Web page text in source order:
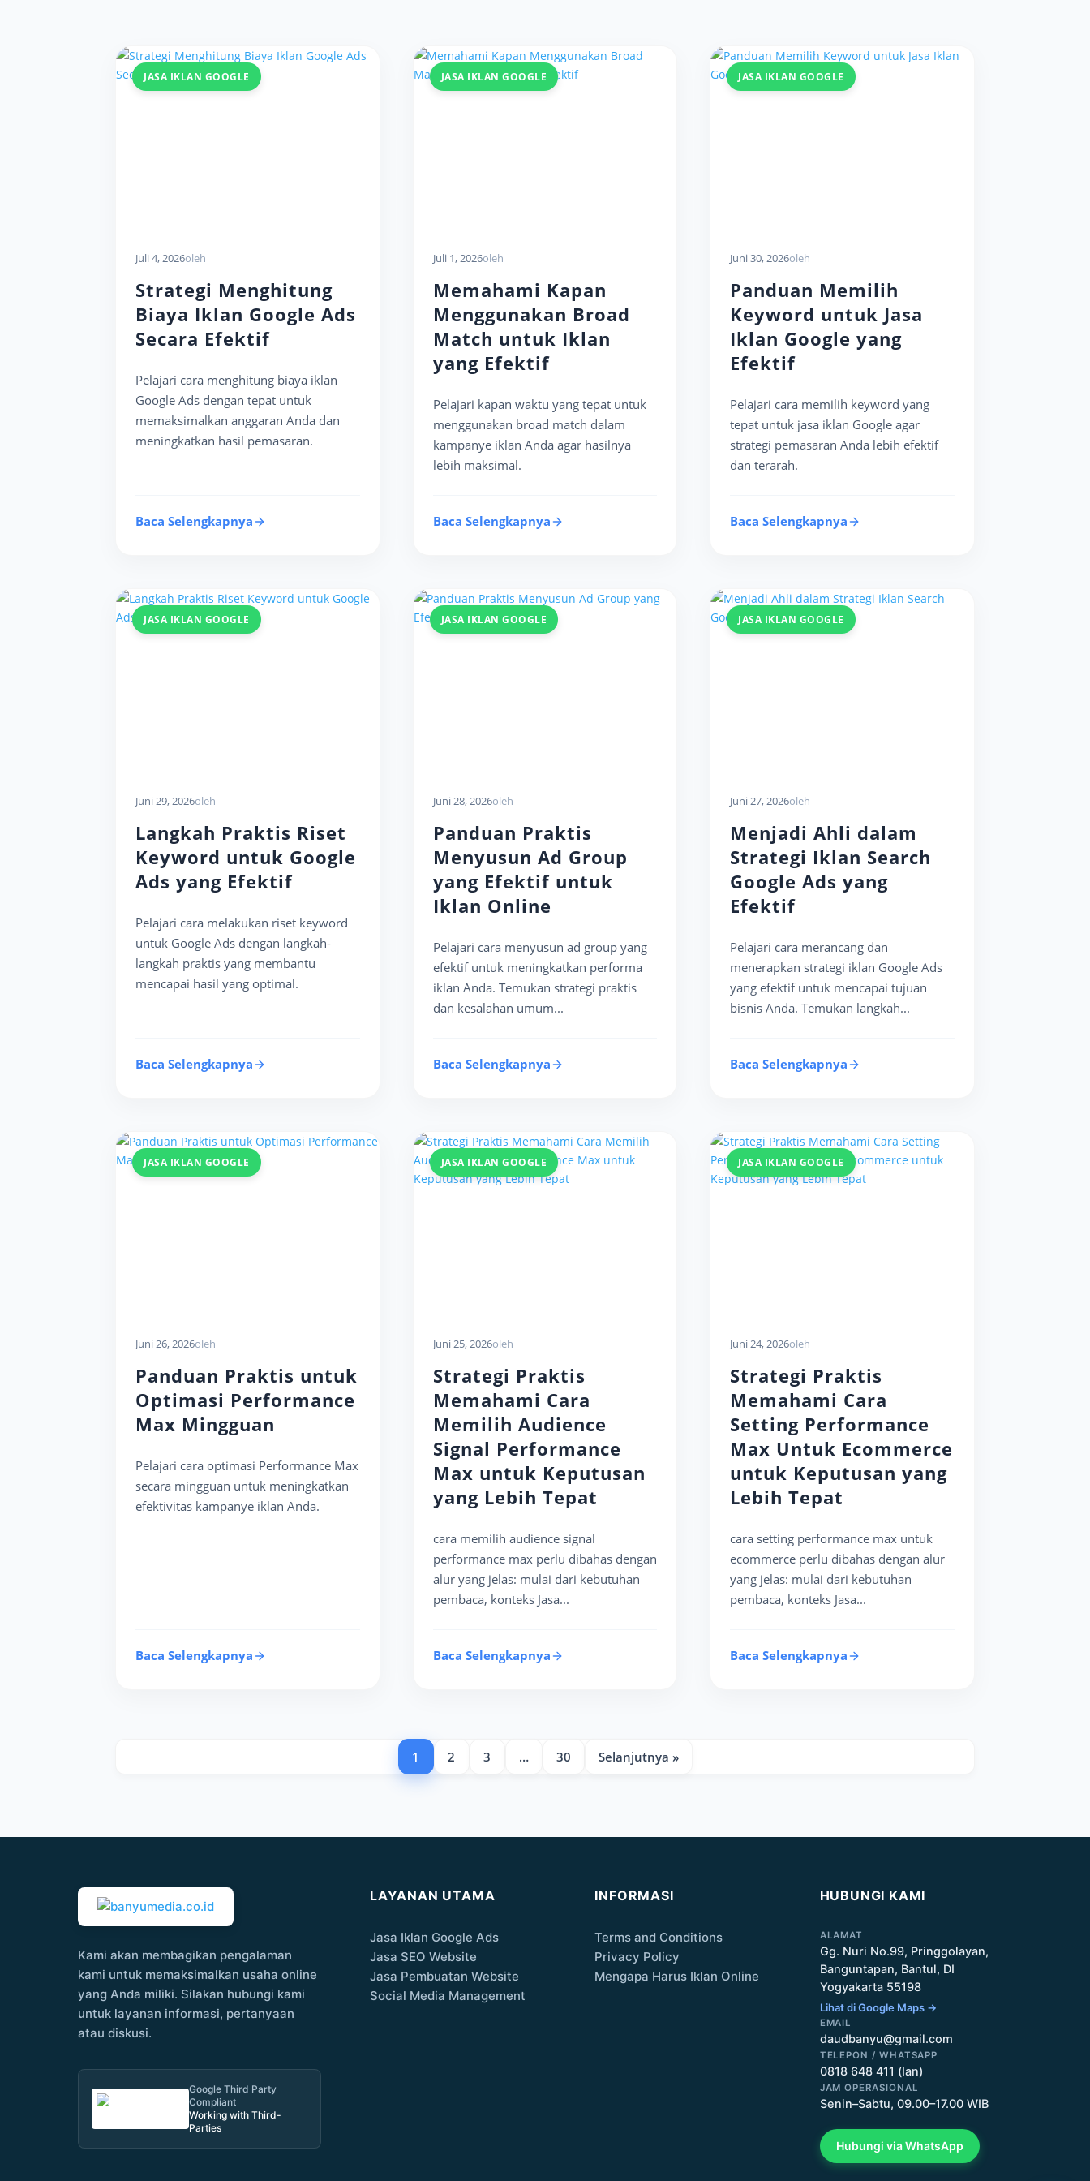
JASA IKLAN GOOGLE
Juli 4, 2026oleh
Strategi Menghitung
Biaya Iklan Google Ads
Secara Efektif
Pelajari cara menghitung biaya iklan
Google Ads dengan tepat untuk
memaksimalkan anggaran Anda dan
meningkatkan hasil pemasaran.
Baca Selengkapnya
JASA IKLAN GOOGLE
Juli 1, 2026oleh
Memahami Kapan
Menggunakan Broad
Match untuk Iklan
yang Efektif
Pelajari kapan waktu yang tepat untuk
menggunakan broad match dalam
kampanye iklan Anda agar hasilnya
lebih maksimal.
Baca Selengkapnya
JASA IKLAN GOOGLE
Juni 30, 2026oleh
Panduan Memilih
Keyword untuk Jasa
Iklan Google yang
Efektif
Pelajari cara memilih keyword yang
tepat untuk jasa iklan Google agar
strategi pemasaran Anda lebih efektif
dan terarah.
Baca Selengkapnya
JASA IKLAN GOOGLE
Juni 29, 2026oleh
Langkah Praktis Riset
Keyword untuk Google
Ads yang Efektif
Pelajari cara melakukan riset keyword
untuk Google Ads dengan langkah-
langkah praktis yang membantu
mencapai hasil yang optimal.
Baca Selengkapnya
JASA IKLAN GOOGLE
Juni 28, 2026oleh
Panduan Praktis
Menyusun Ad Group
yang Efektif untuk
Iklan Online
Pelajari cara menyusun ad group yang
efektif untuk meningkatkan performa
iklan Anda. Temukan strategi praktis
dan kesalahan umum...
Baca Selengkapnya
JASA IKLAN GOOGLE
Juni 27, 2026oleh
Menjadi Ahli dalam
Strategi Iklan Search
Google Ads yang
Efektif
Pelajari cara merancang dan
menerapkan strategi iklan Google Ads
yang efektif untuk mencapai tujuan
bisnis Anda. Temukan langkah...
Baca Selengkapnya
JASA IKLAN GOOGLE
Juni 26, 2026oleh
Panduan Praktis untuk
Optimasi Performance
Max Mingguan
Pelajari cara optimasi Performance Max
secara mingguan untuk meningkatkan
efektivitas kampanye iklan Anda.
Baca Selengkapnya
JASA IKLAN GOOGLE
Juni 25, 2026oleh
Strategi Praktis
Memahami Cara
Memilih Audience
Signal Performance
Max untuk Keputusan
yang Lebih Tepat
cara memilih audience signal
performance max perlu dibahas dengan
alur yang jelas: mulai dari kebutuhan
pembaca, konteks Jasa...
Baca Selengkapnya
JASA IKLAN GOOGLE
Juni 24, 2026oleh
Strategi Praktis
Memahami Cara
Setting Performance
Max Untuk Ecommerce
untuk Keputusan yang
Lebih Tepat
cara setting performance max untuk
ecommerce perlu dibahas dengan alur
yang jelas: mulai dari kebutuhan
pembaca, konteks Jasa...
Baca Selengkapnya
1 2 3 … 30 Selanjutnya »
Kami akan membagikan pengalaman
kami untuk memaksimalkan usaha online
yang Anda miliki. Silakan hubungi kami
untuk layanan informasi, pertanyaan
atau diskusi.
Google Third Party
Compliant
Working with Third-
Parties
LAYANAN UTAMA
Jasa Iklan Google Ads
Jasa SEO Website
Jasa Pembuatan Website
Social Media Management
INFORMASI
Terms and Conditions
Privacy Policy
Mengapa Harus Iklan Online
HUBUNGI KAMI
ALAMAT
Gg. Nuri No.99, Pringgolayan,
Banguntapan, Bantul, DI
Yogyakarta 55198
Lihat di Google Maps →
EMAIL
daudbanyu@gmail.com
TELEPON / WHATSAPP
0818 648 411 (Ian)
JAM OPERASIONAL
Senin–Sabtu, 09.00–17.00 WIB
Hubungi via WhatsApp